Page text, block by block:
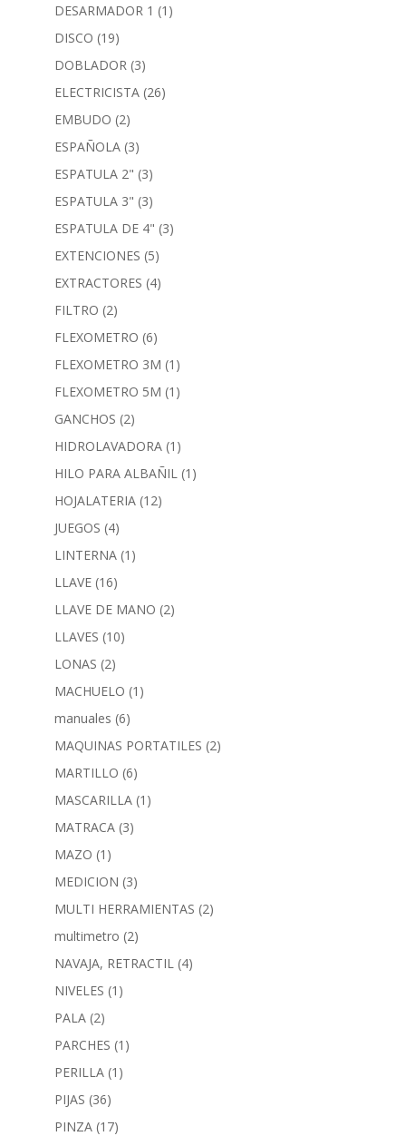
DESARMADOR 1 (1)
DISCO (19)
DOBLADOR (3)
ELECTRICISTA (26)
EMBUDO (2)
ESPAÑOLA (3)
ESPATULA 2" (3)
ESPATULA 3" (3)
ESPATULA DE 4" (3)
EXTENCIONES (5)
EXTRACTORES (4)
FILTRO (2)
FLEXOMETRO (6)
FLEXOMETRO 3M (1)
FLEXOMETRO 5M (1)
GANCHOS (2)
HIDROLAVADORA (1)
HILO PARA ALBAÑIL (1)
HOJALATERIA (12)
JUEGOS (4)
LINTERNA (1)
LLAVE (16)
LLAVE DE MANO (2)
LLAVES (10)
LONAS (2)
MACHUELO (1)
manuales (6)
MAQUINAS PORTATILES (2)
MARTILLO (6)
MASCARILLA (1)
MATRACA (3)
MAZO (1)
MEDICION (3)
MULTI HERRAMIENTAS (2)
multimetro (2)
NAVAJA, RETRACTIL (4)
NIVELES (1)
PALA (2)
PARCHES (1)
PERILLA (1)
PIJAS (36)
PINZA (17)